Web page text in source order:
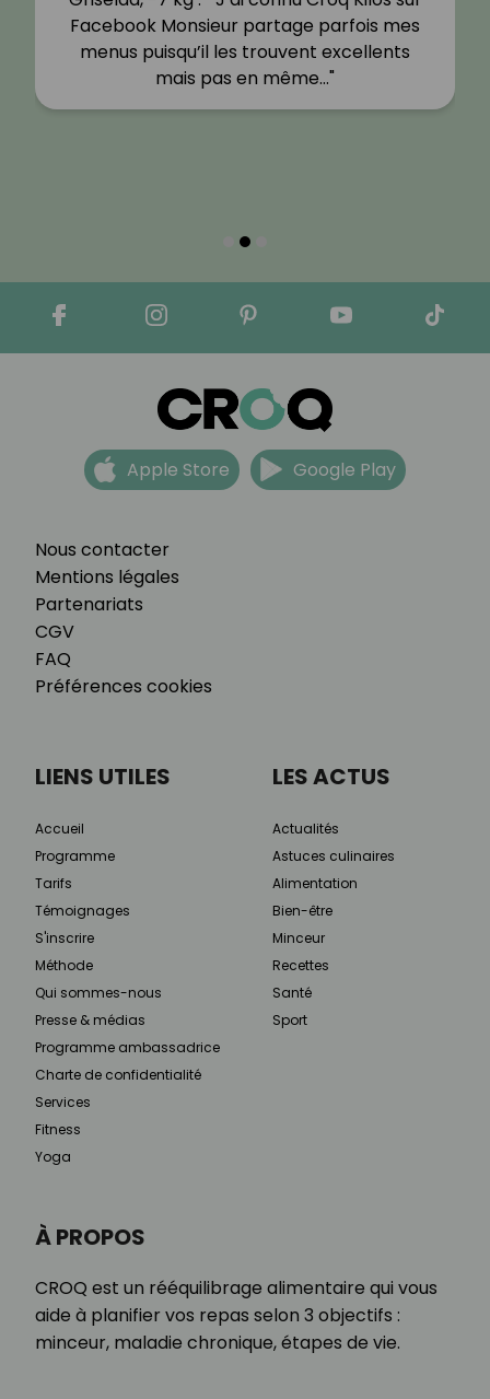
Facebook Monsieur partage parfois mes
menus puisqu’il les trouvent excellents
mais pas en même…"
Nous contacter
Mentions légales
Partenariats
CGV
FAQ
Préférences cookies
Apple Store Google Play
À PROPOS
CROQ est un rééquilibrage alimentaire qui vous
aide à planifier vos repas selon 3 objectifs :
minceur, maladie chronique, étapes de vie.
LIENS UTILES
Accueil
Programme
Tarifs
Témoignages
S'inscrire
Méthode
Qui sommes-nous
Presse & médias
Programme ambassadrice
Charte de confidentialité
Services
Fitness
Yoga
LES ACTUS
Actualités
Astuces culinaires
Alimentation
Bien-être
Minceur
Recettes
Santé
Sport